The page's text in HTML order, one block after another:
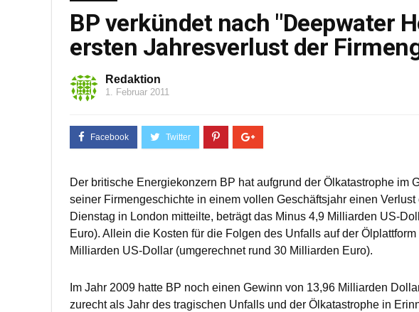
BP verkündet nach "Deepwater
ersten Jahresverlust der
Redaktion
1. Februar 2011
Der britische Energiekonzern BP hat aufgrund der Ölkatastrophe im
seiner Firmengeschichte in einem vollen Geschäftsjahr einen
Dienstag in London mitteilte, beträgt das Minus 4,9 Milliarden US-
Euro). Allein die Kosten für die Folgen des Unfalls auf der
Milliarden US-Dollar (umgerechnet rund 30 Milliarden Euro).
Im Jahr 2009 hatte BP noch einen Gewinn von 13,96 Milliarden
zurecht als Jahr des tragischen Unfalls und der Ölkatastrophe in